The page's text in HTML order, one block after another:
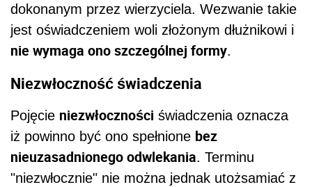
dokonanym przez wierzyciela. Wezwanie takie
jest oświadczeniem woli złożonym dłużnikowi i
nie wymaga ono szczególnej formy.
Niezwłoczność świadczenia
Pojęcie niezwłoczności świadczenia oznacza
iż powinno być ono spełnione bez
nieuzasadnionego odwlekania. Terminu
"niezwłocznie" nie można jednak utożsamiać z